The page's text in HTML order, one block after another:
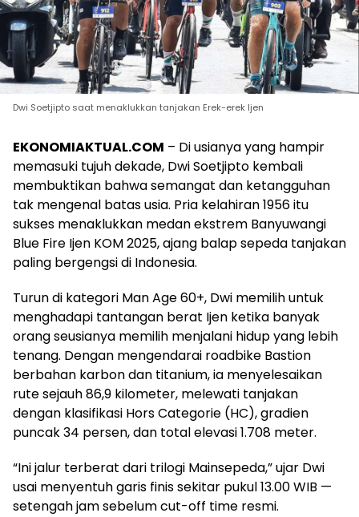
Dwi Soetjipto saat menaklukkan tanjakan Erek-erek Ijen
EKONOMIAKTUAL.COM – Di usianya yang hampir
memasuki tujuh dekade, Dwi Soetjipto kembali
membuktikan bahwa semangat dan ketangguhan
tak mengenal batas usia. Pria kelahiran 1956 itu
sukses menaklukkan medan ekstrem Banyuwangi
Blue Fire Ijen KOM 2025, ajang balap sepeda tanjakan
paling bergengsi di Indonesia.
Turun di kategori Man Age 60+, Dwi memilih untuk
menghadapi tantangan berat Ijen ketika banyak
orang seusianya memilih menjalani hidup yang lebih
tenang. Dengan mengendarai roadbike Bastion
berbahan karbon dan titanium, ia menyelesaikan
rute sejauh 86,9 kilometer, melewati tanjakan
dengan klasifikasi Hors Categorie (HC), gradien
puncak 34 persen, dan total elevasi 1.708 meter.
“Ini jalur terberat dari trilogi Mainsepeda,” ujar Dwi
usai menyentuh garis finis sekitar pukul 13.00 WIB —
setengah jam sebelum cut-off time resmi.